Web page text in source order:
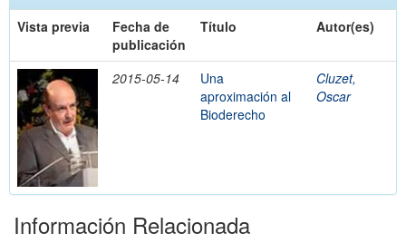
Vista previa
Fecha de
publicación
Título Autor(es)
2015-05-14
Una
aproximación al
Bioderecho
Cluzet,
Oscar
Información Relacionada